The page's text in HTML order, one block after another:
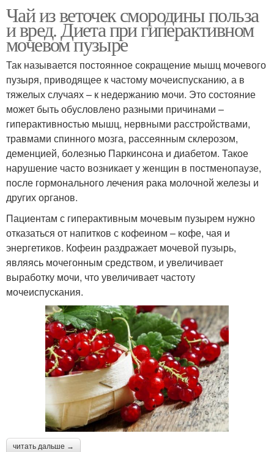
Чай из веточек смородины польза
и вред. Диета при гиперактивном
мочевом пузыре
Так называется постоянное сокращение мышц мочевого
пузыря, приводящее к частому мочеиспусканию, а в
тяжелых случаях – к недержанию мочи. Это состояние
может быть обусловлено разными причинами –
гиперактивностью мышц, нервными расстройствами,
травмами спинного мозга, рассеянным склерозом,
деменцией, болезнью Паркинсона и диабетом. Такое
нарушение часто возникает у женщин в постменопаузе,
после гормонального лечения рака молочной железы и
других органов.
Пациентам с гиперактивным мочевым пузырем нужно
отказаться от напитков с кофеином – кофе, чая и
энергетиков. Кофеин раздражает мочевой пузырь,
являясь мочегонным средством, и увеличивает
выработку мочи, что увеличивает частоту
мочеиспускания.
читать дальше →